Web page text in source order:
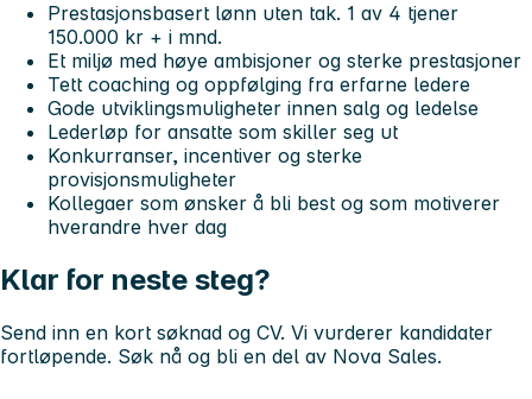
Prestasjonsbasert lønn uten tak. 1 av 4 tjener
150.000 kr + i mnd.
Et miljø med høye ambisjoner og sterke prestasjoner
Tett coaching og oppfølging fra erfarne ledere
Gode utviklingsmuligheter innen salg og ledelse
Lederløp for ansatte som skiller seg ut
Konkurranser, incentiver og sterke
provisjonsmuligheter
Kollegaer som ønsker å bli best og som motiverer
hverandre hver dag
Klar for neste steg?
Send inn en kort søknad og CV. Vi vurderer kandidater
fortløpende. Søk nå og bli en del av Nova Sales.